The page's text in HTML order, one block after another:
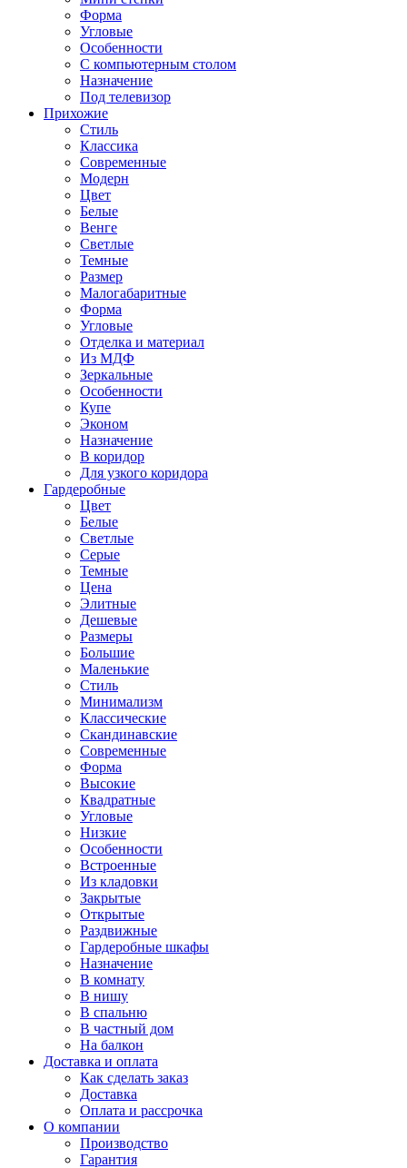
Форма
Угловые
Особенности
С компьютерным столом
Назначение
Под телевизор
Прихожие
Стиль
Классика
Современные
Модерн
Цвет
Белые
Венге
Светлые
Темные
Размер
Малогабаритные
Форма
Угловые
Отделка и материал
Из МДФ
Зеркальные
Особенности
Купе
Эконом
Назначение
В коридор
Для узкого коридора
Гардеробные
Цвет
Белые
Светлые
Серые
Темные
Цена
Элитные
Дешевые
Размеры
Большие
Маленькие
Стиль
Минимализм
Классические
Скандинавские
Современные
Форма
Высокие
Квадратные
Угловые
Низкие
Особенности
Встроенные
Из кладовки
Закрытые
Открытые
Раздвижные
Гардеробные шкафы
Назначение
В комнату
В нишу
В спальню
В частный дом
На балкон
Доставка и оплата
Как сделать заказ
Доставка
Оплата и рассрочка
О компании
Производство
Гарантия